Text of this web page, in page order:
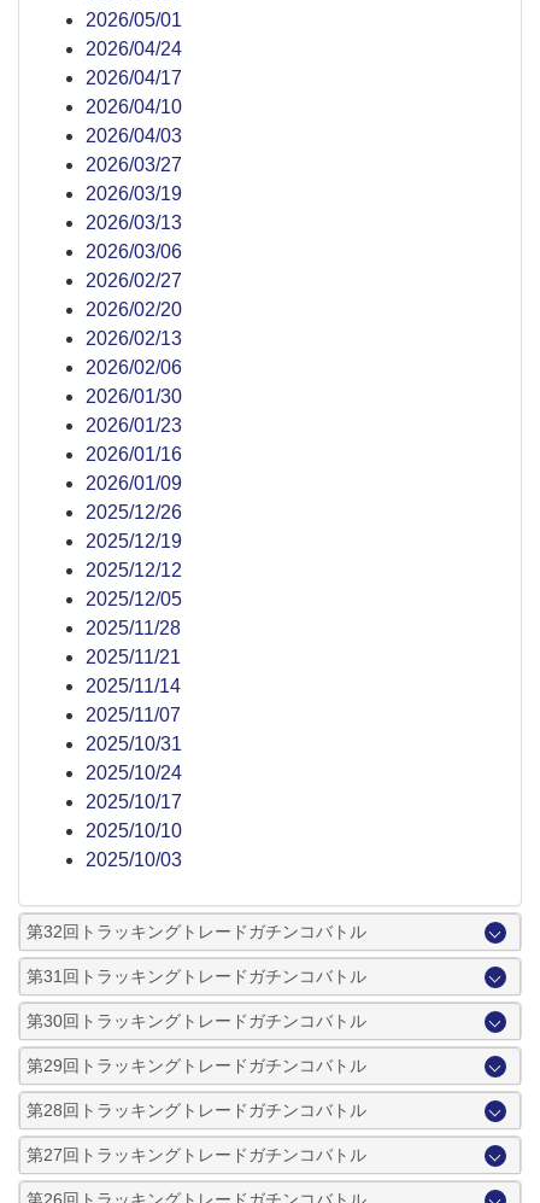
2026/05/01
2026/04/24
2026/04/17
2026/04/10
2026/04/03
2026/03/27
2026/03/19
2026/03/13
2026/03/06
2026/02/27
2026/02/20
2026/02/13
2026/02/06
2026/01/30
2026/01/23
2026/01/16
2026/01/09
2025/12/26
2025/12/19
2025/12/12
2025/12/05
2025/11/28
2025/11/21
2025/11/14
2025/11/07
2025/10/31
2025/10/24
2025/10/17
2025/10/10
2025/10/03
第32回トラッキングトレードガチンコバトル
第31回トラッキングトレードガチンコバトル
第30回トラッキングトレードガチンコバトル
第29回トラッキングトレードガチンコバトル
第28回トラッキングトレードガチンコバトル
第27回トラッキングトレードガチンコバトル
第26回トラッキングトレードガチンコバトル